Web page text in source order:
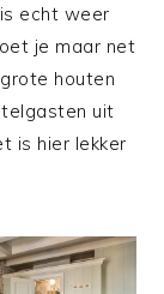
echt weer
je maar net
houten
uit
is hier lekker